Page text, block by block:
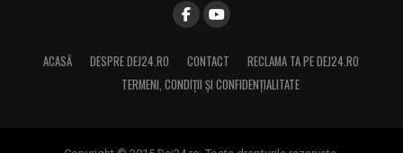
ACASĂ DESPRE DEJ24.RO CONTACT
RECLAMA TA PE DEJ24.RO
TERMENI, CONDIŢII ȘI CONFIDENȚIALITATE